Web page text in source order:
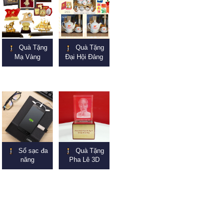
Quà Tặng
Mạ Vàng
Quà Tặng
Đại Hội Đảng
Sổ sạc đa
năng
Quà Tặng
Pha Lê 3D